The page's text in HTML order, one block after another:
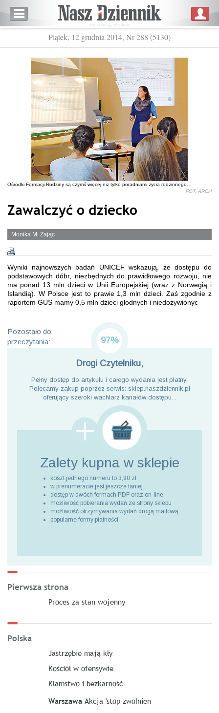
Piątek, 12 grudnia 2014, Nr 288 (5130)
Ośrodki Formacji Rodziny są czymś więcej niż tylko poradniami życia rodzinnego…
FOT. ARCH
Zawalczyć o dziecko
Monika M. Zając
Wyniki najnowszych badań UNICEF wskazują, że dostępu do
podstawowych dóbr, niezbędnych do prawidłowego rozwoju, nie
ma ponad 13 mln dzieci w Unii Europejskiej (wraz z Norwegią i
Islandią). W Polsce jest to prawie 1,3 mln dzieci. Zaś zgodnie z
raportem GUS mamy 0,5 mln dzieci głodnych i niedożywionyc
Pozostało do
przeczytania:
97%
Drogi Czytelniku,
Pełny dostęp do artykułu i całego wydania jest płatny.
Polecamy zakup poprzez serwis: sklep.naszdziennik.pl
oferujący szeroki wachlarz kanałów dostępu. .
Zalety kupna w sklepie
koszt jednego numeru to 3,90 zł
w prenumeracie jest jeszcze taniej
dostęp w dwóch formach PDF oraz on-line
możliwość pobierania wydań ze strony sklepu
możliwość otrzymywania wydań drogą mailową
popularne formy płatności
Pierwsza strona
Proces za stan wojenny
Polska
Jastrzębie mają kły
Kościół w ofensywie
Kłamstwo i bezkarność
WarszawaAkcja 'stop zwolnien